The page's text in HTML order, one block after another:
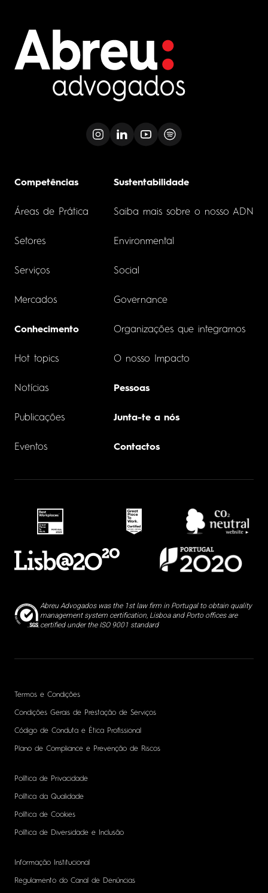
Competências
Áreas de Prática
Setores
Serviços
Mercados
Conhecimento
Hot topics
Notícias
Publicações
Eventos
Sustentabilidade
Saiba mais sobre o nosso ADN
Environmental
Social
Governance
Organizações que integramos
O nosso Impacto
Pessoas
Junta-te a nós
Contactos
Abreu Advogados was the 1st law firm in Portugal to obtain quality
management system certification, Lisboa and Porto offices are
certified under the ISO 9001 standard
Termos e Condições
Condições Gerais de Prestação de Serviços
Código de Conduta e Ética Profissional
Plano de Compliance e Prevenção de Riscos
Política de Privacidade
Política da Qualidade
Política de Cookies
Política de Diversidade e Inclusão
Informação Institucional
Regulamento do Canal de Denúncias